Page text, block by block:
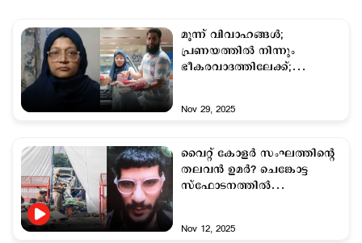
മൂന്ന് വിവാഹങ്ങള്‍;
പ്രണയത്തില്‍ നിന്നും
ഭീകരവാദത്തിലേക്ക്;
Nov 29, 2025
വൈറ്റ് കോളര്‍ സംഘത്തിന്‍റെ
തലവന്‍ ഉമര്‍? ചെങ്കോട്ട
സ്ഫോടനത്തില്‍
Nov 12, 2025